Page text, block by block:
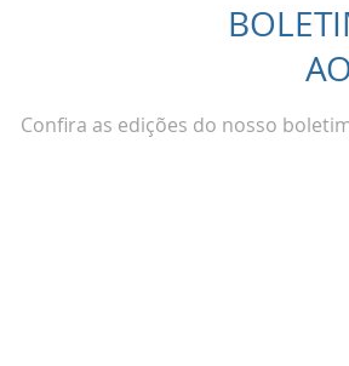
Confira as edições do nosso